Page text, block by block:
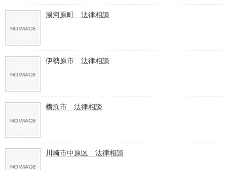
湯河原町 法律相談
伊勢原市 法律相談
横浜市 法律相談
川崎市中原区 法律相談